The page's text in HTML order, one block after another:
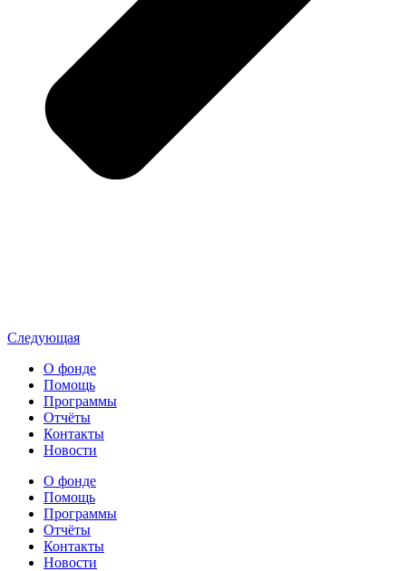
Следующая
О фонде
Помощь
Программы
Отчёты
Контакты
Новости
О фонде
Помощь
Программы
Отчёты
Контакты
Новости